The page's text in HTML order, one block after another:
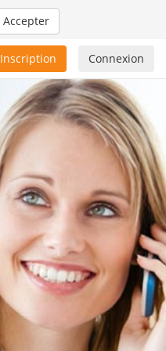
Accepter
Connexion
Inscription